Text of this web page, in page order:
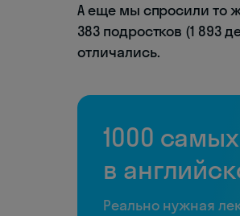
А еще мы спросили то
383 подростков (1 893
отличались.
1000
в
Реально нужная